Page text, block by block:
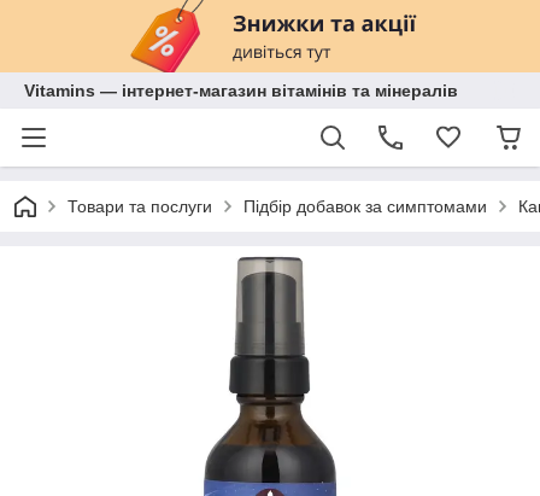
Vitamins — інтернет-магазин вітамінів та мінералів
Товари та послуги Підбір добавок за симптомами